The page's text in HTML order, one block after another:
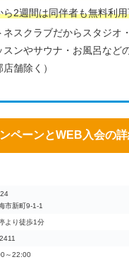
ら2週間は同伴者も無料利
ネスクラブだからスタジオ
スンやサウナ・お風呂など
舗除く）
ペーンとWEB入会の詳
市新町9-1-1
より徒歩1分
～22:00